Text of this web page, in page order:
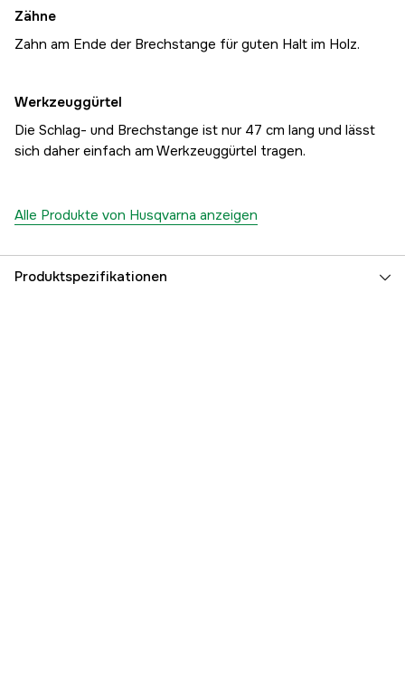
Zähne
Zahn am Ende der Brechstange für guten Halt im Holz.
Werkzeuggürtel
Die Schlag- und Brechstange ist nur 47 cm lang und lässt
sich daher einfach am Werkzeuggürtel tragen.
Alle Produkte von Husqvarna anzeigen
Produktspezifikationen